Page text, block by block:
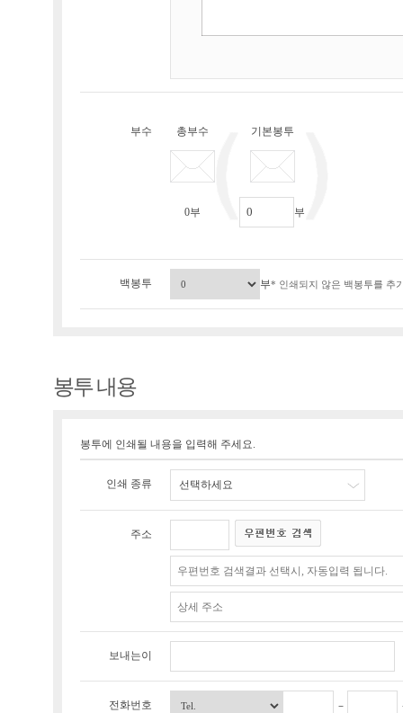
부수 총부수
0부
기본봉투
부
백봉투 부* 인쇄되지 않은 백봉투를 추
봉투 내용
봉투에 인쇄될 내용을 입력해 주세요.
인쇄 종류 선택하세요
주소
보내는이
전화번호